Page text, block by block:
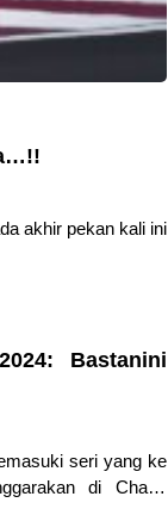
akhir pekan kali ini
Bastanini
seri yang ke
di Chang